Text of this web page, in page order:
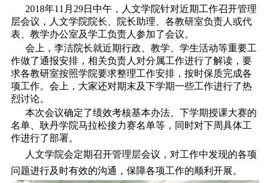
2018年11月29日中午，人文学院针对近期工作召开管理
层会议，人文学院院长、院长助理、各教研室负责人或代
表、教学办公室及学工负责人参加了会议。
会上，李洁院长就近期行政、教学、学生活动等重要工
作做了通报安排，相关负责人对分属工作进行了解读，要
求各教研室按照学院要求整理工作安排，按时保质完成各
项工作。会上，大家还对期末及下学期一些工作进行了热
烈讨论。
本次会议确定了绩效考核基本办法、下学期授课大赛的
名单、耿丹学院马拉松接力赛名单等，同时对下周具体工
作进行了部署。
人文学院会定期召开管理层会议，对工作中发现的各项
问题进行及时有效的沟通，保障各项工作的顺利开展。